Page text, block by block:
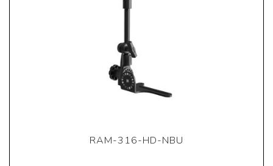
RAM-316-HD-NBU